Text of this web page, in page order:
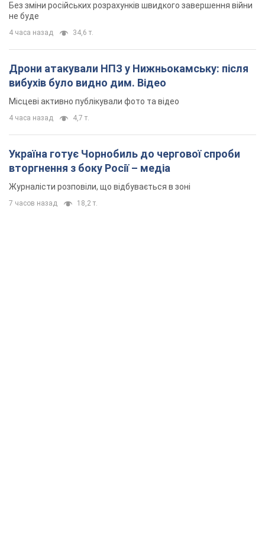
Без зміни російських розрахунків швидкого завершення війни
не буде
4 часа назад 34,6 т.
Дрони атакували НПЗ у Нижньокамську: після
вибухів було видно дим. Відео
Місцеві активно публікували фото та відео
4 часа назад 4,7 т.
Україна готує Чорнобиль до чергової спроби
вторгнення з боку Росії – медіа
Журналісти розповіли, що відбувається в зоні
7 часов назад 18,2 т.